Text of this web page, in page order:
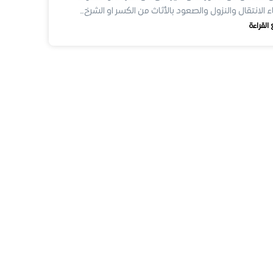
الانتقال والنزول والصعود بالأثاث من الكسر او الشرخ…
القراءة